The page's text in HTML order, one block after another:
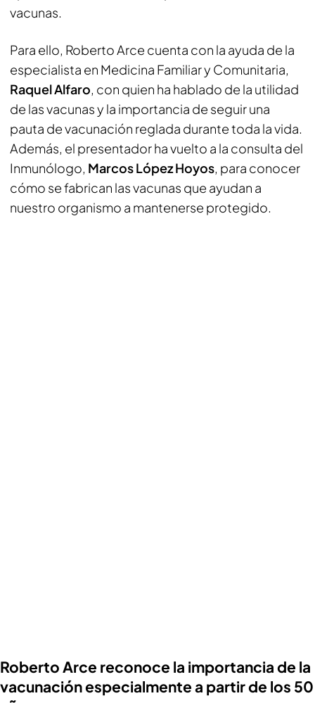
vacunas.
Para ello, Roberto Arce cuenta con la ayuda de la
especialista en Medicina Familiar y Comunitaria,
Raquel Alfaro, con quien ha hablado de la utilidad
de las vacunas y la importancia de seguir una
pauta de vacunación reglada durante toda la vida.
Además, el presentador ha vuelto a la consulta del
Inmunólogo, Marcos López Hoyos, para conocer
cómo se fabrican las vacunas que ayudan a
nuestro organismo a mantenerse protegido.
Roberto Arce reconoce la importancia de la
vacunación especialmente a partir de los 50